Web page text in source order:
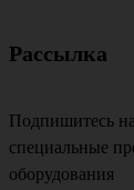
Рассылка
Подпишитесь
специальные
оборудования